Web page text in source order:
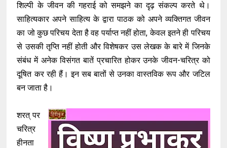
शिल्पी के जीवन की गहराई को समझने का दृढ़ संकल्प करते थे।
साहित्यकार अपने साहित्य के द्वारा पाठक को अपने व्यक्तिगत जीवन
का जो कुछ परिचय देता है वह पर्याप्त नहीं होता, केवल इतने ही परिचय
से उसकी तृप्ति नहीं होती और विशेषकर उस लेखक के बारे में जिनके
संबंध में अनेक विसंगत बातें प्रचारित होकर उनके जीवन-चरित्र को
दूषित कर रही हैं। इन सब बातों से उनका वास्तविक रूप और जटिल
बन जाता है।
शरत् पर
चरित्र
हीनता